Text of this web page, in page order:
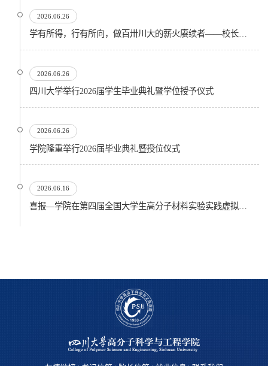
2026.06.26
学有所得，行有所向，做百卅川大的薪火赓续者——校长汪劲松在四川大学2026届学生毕业典礼上的...
2026.06.26
四川大学举行2026届学生毕业典礼暨学位授予仪式
2026.06.26
​学院隆重举行2026届毕业典礼暨授位仪式
2026.06.16